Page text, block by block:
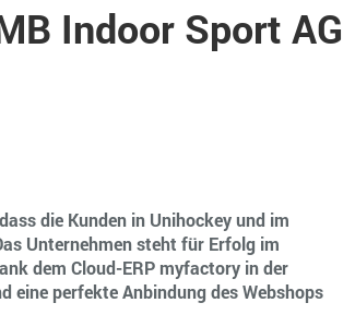
Indoor Sport AG
die Kunden in Unihockey und im
Unternehmen steht für Erfolg im
dem Cloud-ERP myfactory in der
eine perfekte Anbindung des Webshops